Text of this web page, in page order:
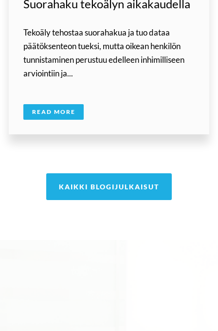
Suorahaku tekoälyn aikakaudella
Tekoäly tehostaa suorahakua ja tuo dataa
päätöksenteon tueksi, mutta oikean henkilön
tunnistaminen perustuu edelleen inhimilliseen
arviointiin ja...
READ MORE
KAIKKI BLOGIJULKAISUT